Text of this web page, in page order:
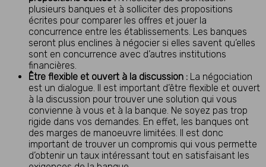
plusieurs banques et à solliciter des propositions
écrites pour comparer les offres et jouer la
concurrence entre les établissements. Les banques
seront plus enclines à négocier si elles savent qu’elles
sont en concurrence avec d’autres institutions
financières.
Être flexible et ouvert à la discussion : La négociation
est un dialogue. Il est important d’être flexible et ouvert
à la discussion pour trouver une solution qui vous
convienne à vous et à la banque. Ne soyez pas trop
rigide dans vos demandes. En effet, les banques ont
des marges de manoeuvre limitées. Il est donc
important de trouver un compromis qui vous permette
d’obtenir un taux intéressant tout en satisfaisant les